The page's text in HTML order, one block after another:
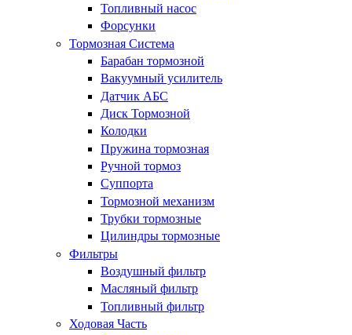
Топливный насос
Форсунки
Тормозная Система
Барабан тормозной
Вакуумный усилитель
Датчик АБС
Диск Тормозной
Колодки
Пружина тормозная
Ручной тормоз
Суппорта
Тормозной механизм
Трубки тормозные
Цилиндры тормозные
Фильтры
Воздушный фильтр
Масляный фильтр
Топливный фильтр
Ходовая Часть